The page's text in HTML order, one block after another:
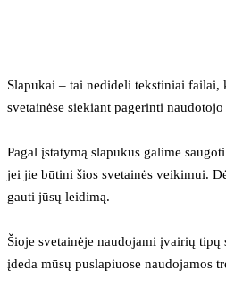
Slapukai – tai nedideli tekstiniai failai,
svetainėse siekiant pagerinti
Pagal įstatymą slapukus galime
jei jie būtini šios svetainės veikimui.
gauti jūsų leidimą.
Šioje svetainėje naudojami įvairių
įdeda mūsų puslapiuose naudojamos